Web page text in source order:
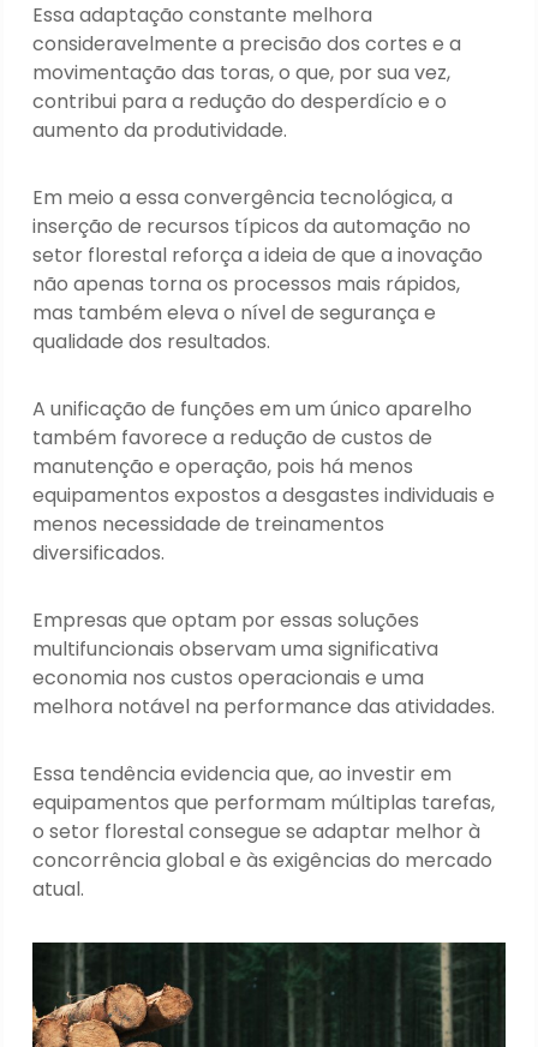
Essa adaptação constante melhora
consideravelmente a precisão dos cortes e a
movimentação das toras, o que, por sua vez,
contribui para a redução do desperdício e o
aumento da produtividade.
Em meio a essa convergência tecnológica, a
inserção de recursos típicos da automação no
setor florestal reforça a ideia de que a inovação
não apenas torna os processos mais rápidos,
mas também eleva o nível de segurança e
qualidade dos resultados.
A unificação de funções em um único aparelho
também favorece a redução de custos de
manutenção e operação, pois há menos
equipamentos expostos a desgastes individuais e
menos necessidade de treinamentos
diversificados.
Empresas que optam por essas soluções
multifuncionais observam uma significativa
economia nos custos operacionais e uma
melhora notável na performance das atividades.
Essa tendência evidencia que, ao investir em
equipamentos que performam múltiplas tarefas,
o setor florestal consegue se adaptar melhor à
concorrência global e às exigências do mercado
atual.